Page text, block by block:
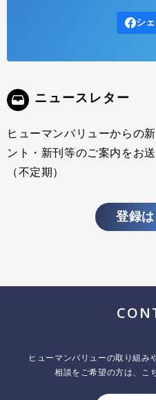
シ
ニュースレター
ヒューマンバリューからの
ント・新刊等のご案内をお
（不定期）
登録
ヒューマンバリューの取り組み
相談をご希望の方は、こ